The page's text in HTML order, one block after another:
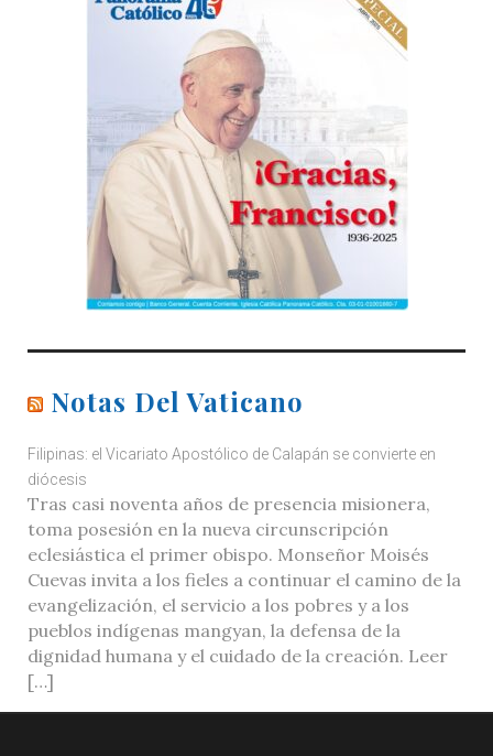
Notas Del Vaticano
Filipinas: el Vicariato Apostólico de Calapán se convierte en
diócesis
Tras casi noventa años de presencia misionera,
toma posesión en la nueva circunscripción
eclesiástica el primer obispo. Monseñor Moisés
Cuevas invita a los fieles a continuar el camino de la
evangelización, el servicio a los pobres y a los
pueblos indígenas mangyan, la defensa de la
dignidad humana y el cuidado de la creación. Leer
[…]